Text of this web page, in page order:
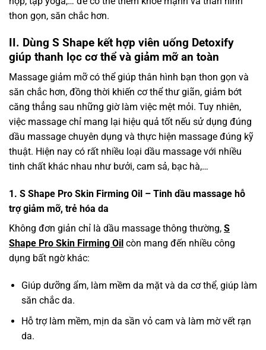
thon gọn, săn chắc hơn.
II. Dùng S Shape kết hợp viên uống Detoxify
giúp thanh lọc cơ thể và giảm mỡ an toàn
Massage giảm mỡ có thể giúp thân hình bạn thon gọn và
săn chắc hơn, đồng thời khiến cơ thể thư giãn, giảm bớt
căng thẳng sau những giờ làm việc mệt mỏi. Tuy nhiên,
việc massage chỉ mang lại hiệu quả tốt nếu sử dụng đúng
dầu massage chuyên dụng và thực hiện massage đúng kỹ
thuật. Hiện nay có rất nhiều loại dầu massage với nhiều
tinh chất khác nhau như bưởi, cam sả, bạc hà,…
1. S Shape Pro Skin Firming Oil – Tinh dầu massage hỗ
trợ giảm mỡ, trẻ hóa da
Không đơn giản chỉ là dầu massage thông thường, S
Shape Pro Skin Firming Oil còn mang đến nhiều công
dụng bất ngờ khác:
Giúp dưỡng ẩm, làm mềm da mặt và da cơ thể, giúp làm
săn chắc da.
Hỗ trợ làm mềm, mịn da sần vỏ cam và làm mờ vết rạn
da.